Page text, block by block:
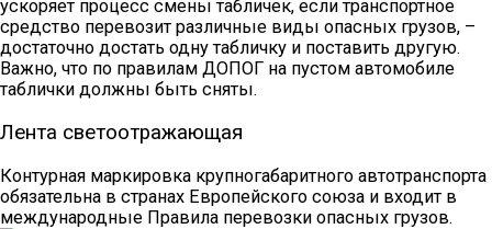
ускоряет процесс смены табличек, если транспортное
средство перевозит различные виды опасных грузов, –
достаточно достать одну табличку и поставить другую.
Важно, что по правилам ДОПОГ на пустом автомобиле
таблички должны быть сняты.
Лента светоотражающая
Контурная маркировка крупногабаритного автотранспорта
обязательна в странах Европейского союза и входит в
международные Правила перевозки опасных грузов.